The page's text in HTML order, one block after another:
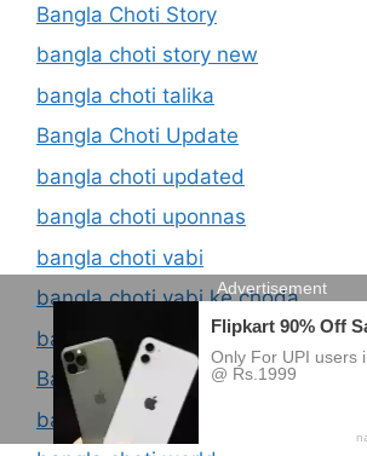
Bangla Choti Story
bangla choti story new
bangla choti talika
Bangla Choti Update
bangla choti updated
bangla choti uponnas
bangla choti vabi
bangla choti vabi ke choda
bangla choti vai bon
Bangla Choti With Boudi
bangla choti wordpress